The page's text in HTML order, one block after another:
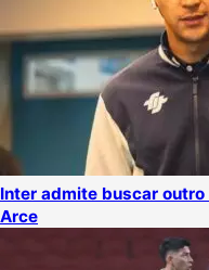
Inter admite buscar
Arce